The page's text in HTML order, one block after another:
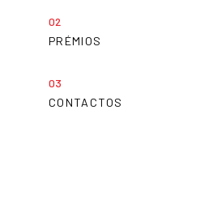
PRÉMIOS
CONTACTOS